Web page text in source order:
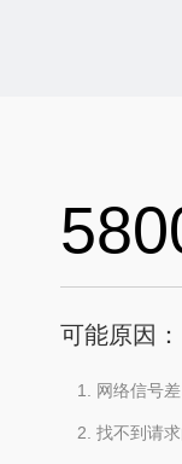
可能原因：
网络信号差
找不到请